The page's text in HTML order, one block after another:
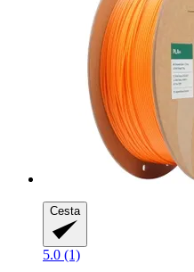
Cesta
5.0 (1)